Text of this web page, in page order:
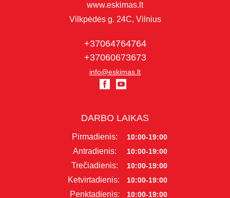
www.eskimas.lt
Vilkpėdės g. 24C, Vilnius
+37064764764
+37060673673
info@eskimas.lt
DARBO LAIKAS
Pirmadienis: 10:00-19:00
Antradienis: 10:00-19:00
Trečiadienis: 10:00-19:00
Ketvirtadienis: 10:00-19:00
Penktadienis: 10:00-19:00